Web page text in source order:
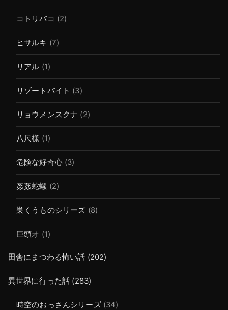
コトリバコ (2)
ヒサルキ (7)
リアル (1)
リゾートバイト (3)
リョウメンスクナ (2)
八尺様 (1)
危険な好奇心(3)
姦姦蛇螺 (2)
巣くうものシリーズ (8)
巨頭オ (1)
田舎にまつわる怖い話 (202)
異世界に行った話 (283)
時空のおっさんシリーズ(34)